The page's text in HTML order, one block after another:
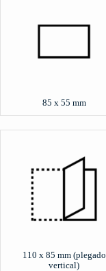
85 x 55 mm
110 x 85 mm (plegado
vertical)